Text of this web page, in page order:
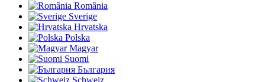
România
Sverige
Hrvatska
Polska
Magyar
Suomi
България
Schweiz